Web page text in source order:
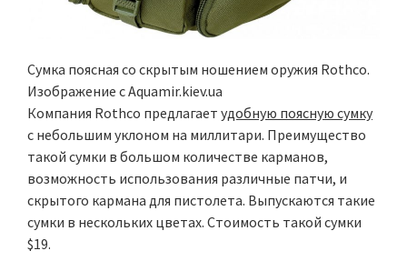
Сумка поясная со скрытым ношением оружия Rothco.
Изображение с Aquamir.kiev.ua
Компания Rothco предлагает удобную поясную сумку
с небольшим уклоном на миллитари. Преимущество
такой сумки в большом количестве карманов,
возможность использования различные патчи, и
скрытого кармана для пистолета. Выпускаются такие
сумки в нескольких цветах. Стоимость такой сумки
$19.